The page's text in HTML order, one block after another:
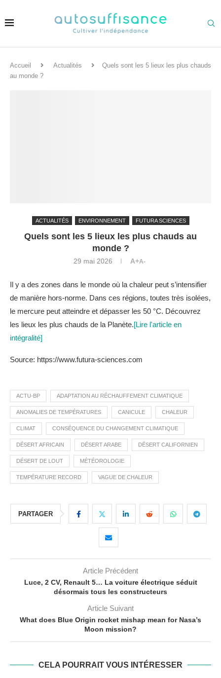
Accueil Actualités
Quels sont les 5 lieux les plus chauds
au monde ?
ACTUALITÉS ENVIRONNEMENT FUTURA SCIENCES
Quels sont les 5 lieux les plus chauds au
monde ?
29 mai 2026 A+A-
Il y a des zones dans le monde où la chaleur peut s’intensifier
de manière hors-norme. Dans ces régions, toutes très isolées,
le mercure peut atteindre et dépasser les 50 °C. Découvrez
les lieux les plus chauds de la Planète.[Lire l'article en
intégralité]
Source: https://www.futura-sciences.com
ACTU-BP ADAPTATION AU RÉCHAUFFEMENT CLIMATIQUE
ANOMALIES DE TEMPÉRATURES CANICULE CHALEUR
CLIMAT CONSÉQUENCE DU CHANGEMENT CLIMATIQUE
DÉSERT AFRICAIN DÉSERT ARABE DÉSERT CALIFORNIEN
DÉSERT DE LOUT MÉTÉOROLOGIE
TEMPÉRATURE RECORD VAGUE DE CHALEUR
PARTAGER
Article Précédent
Luce, 2 CV, Renault 5… La voiture électrique séduit
désormais tous les constructeurs
Article Suivant
What does Blue Origin rocket mishap mean for Nasa’s
Moon mission?
CELA POURRAIT VOUS INTÉRESSER